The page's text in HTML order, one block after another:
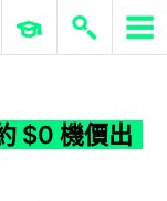
ERP 與商業 AI
$0 機價出